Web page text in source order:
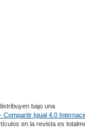
bajo una
Igual 4.0
en la revista es